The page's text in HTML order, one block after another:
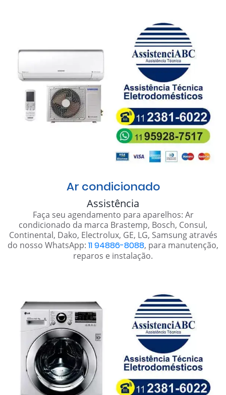
Ar condicionado
Assistência
Faça seu agendamento para aparelhos: Ar
condicionado da marca Brastemp, Bosch, Consul,
Continental, Dako, Electrolux, GE, LG, Samsung através
do nosso WhatsApp: 11 94886-8088, para manutenção,
reparos e instalação.